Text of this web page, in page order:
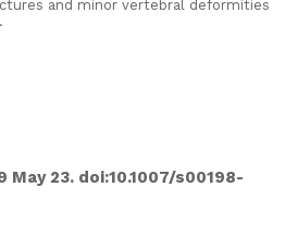
and minor vertebral deformities
23. doi:10.1007/s00198-